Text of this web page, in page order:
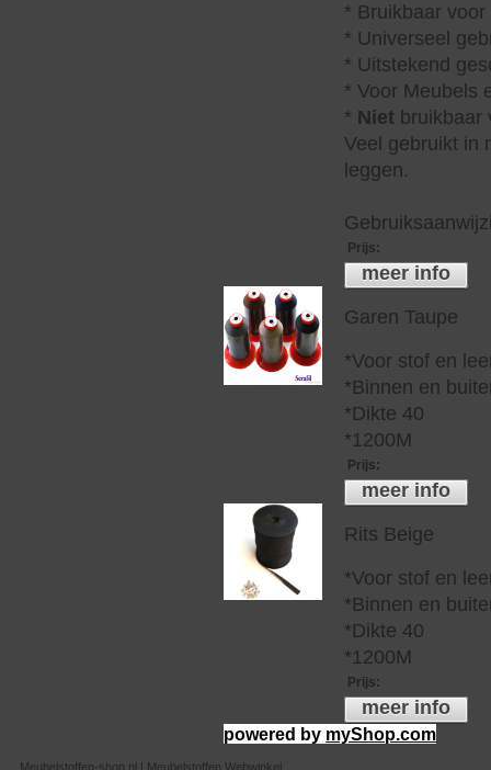
* Bruikbaar
* Universeel
* Uitstekend
* Voor Meubels
* Niet bruikbaar
Veel gebruikt in
leggen.
Prijs:
meer info
Garen Taupe
*Voor stof en
*Binnen en
*Dikte 40
*1200M
Prijs:
meer info
Rits Beige
*Voor stof en
*Binnen en
*Dikte 40
*1200M
Prijs:
meer info
powered by myShop.com
Meubelstoffen-shop.nl | Meubelstoffen Webwinkel